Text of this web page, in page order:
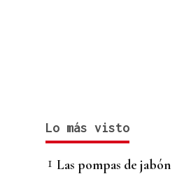
Lo más visto
Las pompas de jabón